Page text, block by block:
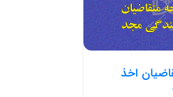
اخذ